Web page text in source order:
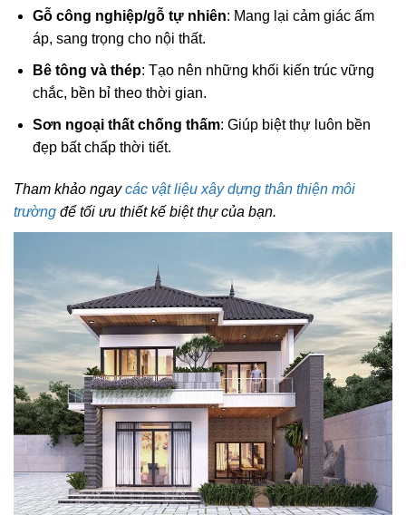
Gỗ công nghiệp/gỗ tự nhiên: Mang lại cảm giác ấm
áp, sang trọng cho nội thất.
Bê tông và thép: Tạo nên những khối kiến trúc vững
chắc, bền bỉ theo thời gian.
Sơn ngoại thất chống thấm: Giúp biệt thự luôn bền
đẹp bất chấp thời tiết.
Tham khảo ngaycác vật liệu xây dựng thân thiện môi
trường để tối ưu thiết kế biệt thự của bạn.